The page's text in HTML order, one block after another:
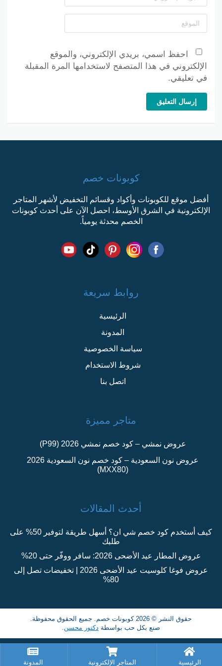
احفظ اسمي، بريدي الإلكتروني، والموقع
الإلكتروني في هذا المتصفح لاستخدامها المرة المقبلة
في تعليقي.
إرسال التعليق
الرئيسية المتاجر الإلكترونية المدونة
كوبونات خصم
أفضل موقع للكوبونات وأكواد وقسائم التخفيض لأشهر المتاجر
الإلكترونية في الشرق الأوسط، احصل الآن على أحدث كوبونات
الخصم محدثة يومياً.
روابط سريعة
الرئيسية
المدونة
سياسة الخصوصية
شروط الاستخدام
اتصل بنا
متاجر مميزة
عروض نمشي – كود خصم نمشي 2026 (P99)
عروض نون السعودية – كود خصم نون السعودية 2026
(MXX80)
أحدث المقالات
كيف أستخدم كود خصم شي ان؟ أسهل طريقة لتوفير 50% على
طلبك
عروض المطار عيد الأضحى 2026: سافر ووفّر حتى 20%
عروض فوغا كلوسيت عيد الأضحى 2026 | تخفيضات تصل إلى
80%
حقوق النشر © 2026 كوبونات خصم. جميع الحقوق محفوظة.
صنع بكل حب بواسطة دكتور محسن.